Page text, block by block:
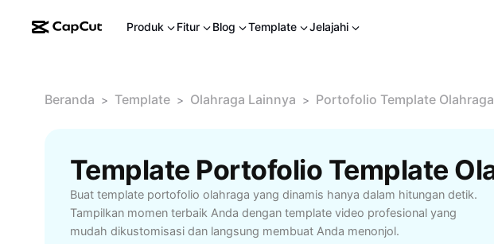
Produk Fitur Blog Template Jelajahi
Beranda > Template > Olahraga Lainnya > Portofolio Template Olahraga
Buat template portofolio olahraga yang dinamis hanya dalam hitungan detik.
Tampilkan momen terbaik Anda dengan template video profesional yang
mudah dikustomisasi dan langsung membuat Anda menonjol.